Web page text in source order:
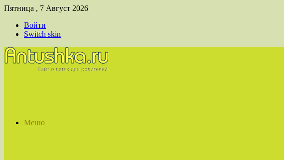
Пятница , 7 Август 2026
Войти
Switch skin
Меню